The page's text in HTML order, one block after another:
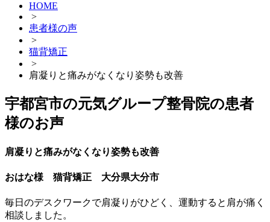
HOME
>
患者様の声
>
猫背矯正
>
肩凝りと痛みがなくなり姿勢も改善
宇都宮市の元気グループ整骨院の患者
様のお声
肩凝りと痛みがなくなり姿勢も改善
おはな様 猫背矯正 大分県大分市
毎日のデスクワークで肩凝りがひどく、運動すると肩が痛く
相談しました。